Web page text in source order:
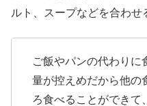
ルト、スープなどを合わせ
ご飯やパンの代わりに
量が控えめだから他の
ろ食べることができて